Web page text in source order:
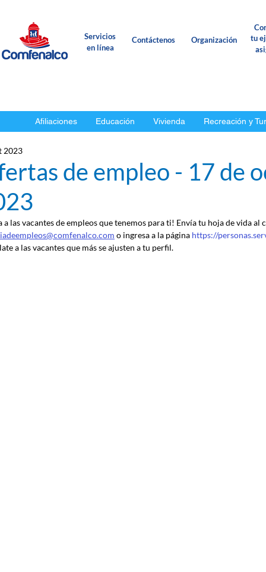
Servicios
en línea
Contáctenos Organización
tu
Afiliaciones Educación Vivienda Recreación y
de empleo - 17 de
2023
a las vacantes de empleos que tenemos para ti! Envía tu hoja de vida al
o ingresa a la página https://
a las vacantes que más se ajusten a tu perfil.